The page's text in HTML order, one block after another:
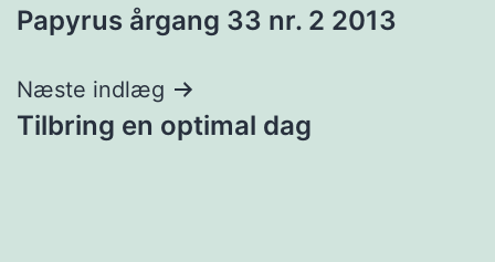
Papyrus årgang 33 nr. 2 2013
Næste indlæg
Tilbring en optimal dag